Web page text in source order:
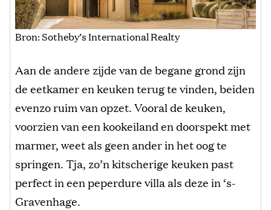
Bron: Sotheby’s International Realty
Aan de andere zijde van de begane grond zijn
de eetkamer en keuken terug te vinden, beiden
evenzo ruim van opzet. Vooral de keuken,
voorzien van een kookeiland en doorspekt met
marmer, weet als geen ander in het oog te
springen. Tja, zo’n kitscherige keuken past
perfect in een peperdure villa als deze in ‘s-
Gravenhage.